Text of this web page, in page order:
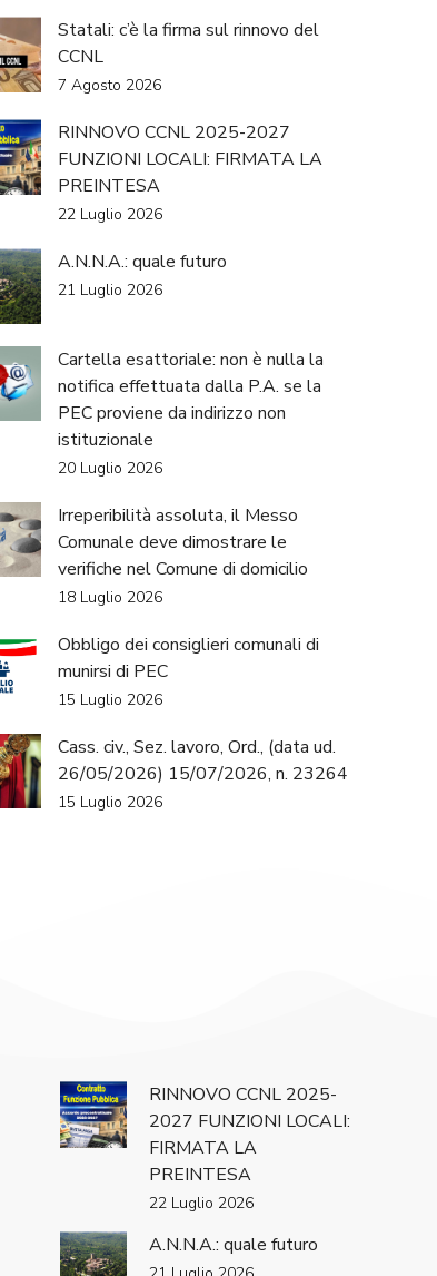
Statali: c’è la firma sul rinnovo del
CCNL
7 Agosto 2026
RINNOVO CCNL 2025-2027
FUNZIONI LOCALI: FIRMATA LA
PREINTESA
22 Luglio 2026
A.N.N.A.: quale futuro
21 Luglio 2026
Cartella esattoriale: non è nulla la
notifica effettuata dalla P.A. se la
PEC proviene da indirizzo non
istituzionale
20 Luglio 2026
Irreperibilità assoluta, il Messo
Comunale deve dimostrare le
verifiche nel Comune di domicilio
18 Luglio 2026
Obbligo dei consiglieri comunali di
munirsi di PEC
15 Luglio 2026
Cass. civ., Sez. lavoro, Ord., (data ud.
26/05/2026) 15/07/2026, n. 23264
15 Luglio 2026
RINNOVO CCNL 2025-
2027 FUNZIONI LOCALI:
FIRMATA LA
PREINTESA
22 Luglio 2026
A.N.N.A.: quale futuro